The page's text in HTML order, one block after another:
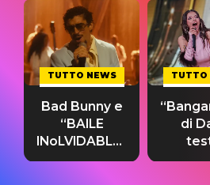
TUTTO NEWS
Bad Bunny e
“BAILE
INoLVIDABLE”:
testo,
TUTTO
di